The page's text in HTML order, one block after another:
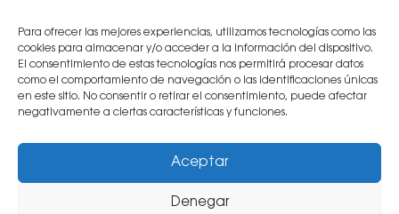
Para ofrecer las mejores experiencias, utilizamos tecnologías como las
cookies para almacenar y/o acceder a la información del dispositivo.
El consentimiento de estas tecnologías nos permitirá procesar datos
como el comportamiento de navegación o las identificaciones únicas
en este sitio. No consentir o retirar el consentimiento, puede afectar
negativamente a ciertas características y funciones.
Aceptar
Denegar
Cirugía Oral